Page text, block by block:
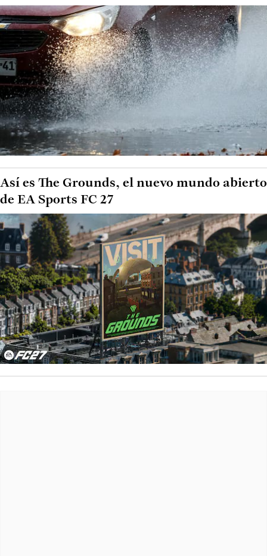
Así es The Grounds, el nuevo mundo abierto
de EA Sports FC 27